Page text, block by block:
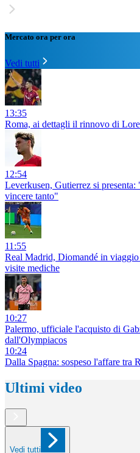
Mercato ora per ora
Vedi tutti
13:35
Roma, ai dettagli il rinnovo di
12:54
Leverkusen, Gutierrez si
vincere tanto"
11:55
Real Madrid, Diomandé in
visite mediche
10:27
Palermo, ufficiale l'acquisto di
dall'Olympiacos
10:24
Dalla Spagna: sospeso l'affare tra
Ultimi video
Vedi tutti